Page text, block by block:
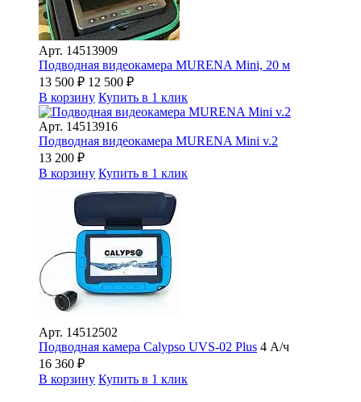
Арт. 14513909
Подводная видеокамера MURENA Mini, 20 м
13 500 ₽ 12 500 ₽
В корзину Купить в 1 клик
Арт. 14513916
Подводная видеокамера MURENA Mini v.2
13 200 ₽
В корзину Купить в 1 клик
Арт. 14512502
Подводная камера Сalypso UVS-02 Plus 4 А/ч
16 360 ₽
В корзину Купить в 1 клик